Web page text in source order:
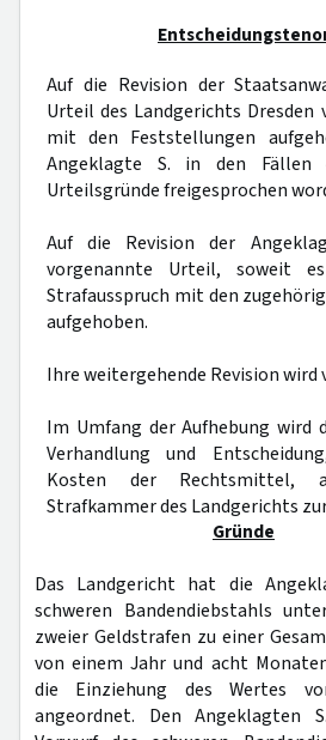
Auf die Revision der
Urteil des Landgerichts Dresden
mit den Feststellungen
Angeklagte S. in den
Urteilsgründe freigesprochen
Auf die Revision der
vorgenannte Urteil, soweit
Strafausspruch mit den
aufgehoben.
Ihre weitergehende Revision wird
Im Umfang der Aufhebung wird
Verhandlung und
Kosten der Rechtsmittel,
Strafkammer des Landgerichts
Gründe
Das Landgericht hat die
schweren Bandendiebstahls
zweier Geldstrafen zu einer
von einem Jahr und acht
die Einziehung des Wertes
angeordnet. Den Angeklagten